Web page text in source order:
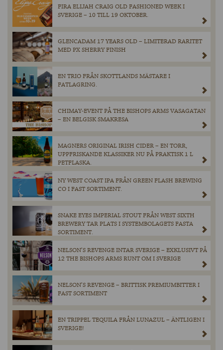
FIRA ELIJAH CRAIG OLD FASHIONED WEEK I
SVERIGE – 10 TILL 19 OKTOBER.
GLENCADAM 17 YEARS OLD – LIMITERAD RARITET
MED PX SHERRY FINISH
EN TRIO FRÅN SKOTTLANDS MÄSTARE I
FATLAGRING.
CHIMAY-EVENT PÅ THE BISHOPS ARMS VASAGATAN
– EN BELGISK SMAKRESA
MAGNERS ORIGINAL IRISH CIDER – EN TORR,
UPPFRISKANDE KLASSIKER NU PÅ PRAKTISK 1 L
PETFLASKA.
NY WEST COAST IPA FRÅN GREEN FLASH BREWING
CO I FAST SORTIMENT.
SNAKE EYES IMPERIAL STOUT FRÅN WEST SIXTH
BREWERY TAR PLATS I SYSTEMBOLAGETS FASTA
SORTIMENT.
NELSON’S REVENGE INTAR SVERIGE – EXKLUSIVT PÅ
12 THE BISHOPS ARMS RUNT OM I SVERIGE
NELSON’S REVENGE – BRITTISK PREMIUMBITTER I
FAST SORTIMENT
EN TRIPPEL TEQUILA FRÅN LUNAZUL – ÄNTLIGEN I
SVERIGE!